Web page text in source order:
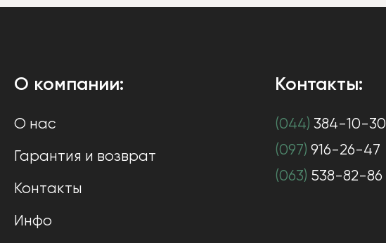
О компании:
О нас
Гарантия и возврат
Контакты
Инфо
Контакты:
(044) 384-10-30
(097) 916-26-47
(063) 538-82-86